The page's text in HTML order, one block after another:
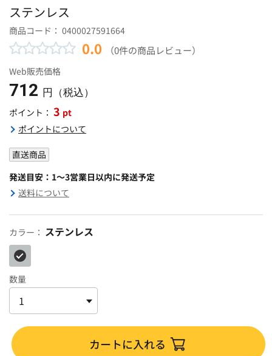
ステンレス
商品コード： 0400027591664
0.0 （0件の商品レビュー）
Web販売価格
712 円（税込）
ポイント： 3 pt
ポイントについて
直送商品
発送目安：1～3営業日以内に発送予定
送料について
カラー： ステンレス
数量
カートに入れる